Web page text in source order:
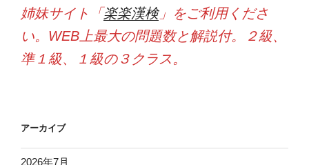
姉妹サイト「楽楽漢検」をご利用くださ
い。WEB上最大の問題数と解説付。２級、
準１級、１級の３クラス。
アーカイブ
2026年7月